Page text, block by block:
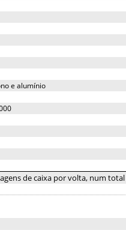
e alumínio
de caixa por volta, num total